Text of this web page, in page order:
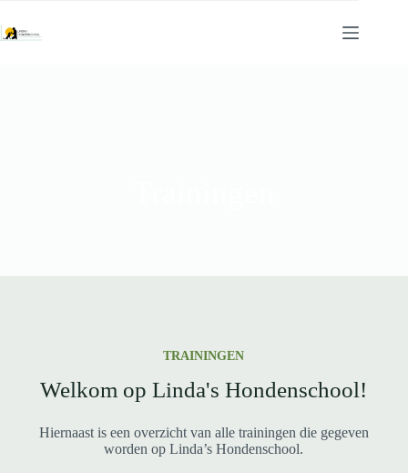
TRAININGEN
Welkom op Linda's Hondenschool!
Hiernaast is een overzicht van alle trainingen die gegeven
worden op Linda’s Hondenschool.